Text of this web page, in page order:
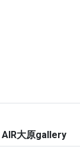
AIR大原gallery